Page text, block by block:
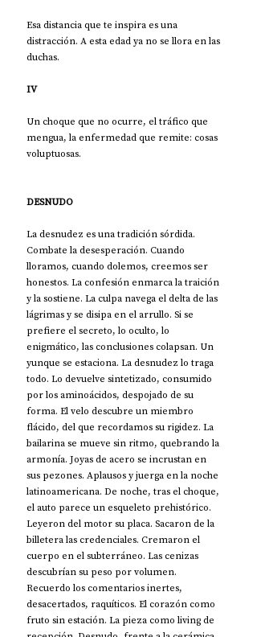
Esa distancia que te inspira es una
distracción. A esta edad ya no se llora en las
duchas.
IV
Un choque que no ocurre, el tráfico que
mengua, la enfermedad que remite: cosas
voluptuosas.
DESNUDO
La desnudez es una tradición sórdida.
Combate la desesperación. Cuando
lloramos, cuando dolemos, creemos ser
honestos. La confesión enmarca la traición
y la sostiene. La culpa navega el delta de las
lágrimas y se disipa en el arrullo. Si se
prefiere el secreto, lo oculto, lo
enigmático, las conclusiones colapsan. Un
yunque se estaciona. La desnudez lo traga
todo. Lo devuelve sintetizado, consumido
por los aminoácidos, despojado de su
forma. El velo descubre un miembro
flácido, del que recordamos su rigidez. La
bailarina se mueve sin ritmo, quebrando la
armonía. Joyas de acero se incrustan en
sus pezones. Aplausos y juerga en la noche
latinoamericana. De noche, tras el choque,
el auto parece un esqueleto prehistórico.
Leyeron del motor su placa. Sacaron de la
billetera las credenciales. Cremaron el
cuerpo en el subterráneo. Las cenizas
descubrían su peso por volumen.
Recuerdo los comentarios inertes,
desacertados, raquíticos. El corazón como
fruto sin estación. La pieza como living de